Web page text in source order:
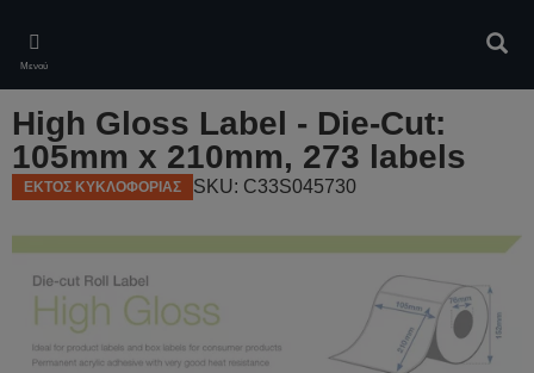
main
content
Μενού
High Gloss Label - Die-Cut:
105mm x 210mm, 273 labels
ΕΚΤΟΣ ΚΥΚΛΟΦΟΡΙΑΣ SKU: C33S045730